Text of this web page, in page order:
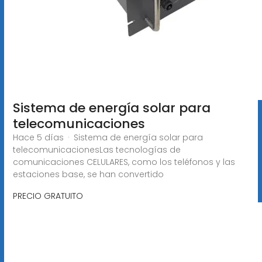
Sistema de energía solar para
telecomunicaciones
Hace 5 días · Sistema de energía solar para
telecomunicacionesLas tecnologías de
comunicaciones CELULARES, como los teléfonos y las
estaciones base, se han convertido
PRECIO GRATUITO